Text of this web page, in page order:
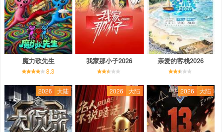
魔力歌先生
8.3
我家那小子2026 亲爱的客栈2026
2026 大陆 2026 大陆 2026 大陆